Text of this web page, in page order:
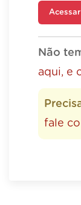
Acessar
Não
aqui, e
fale